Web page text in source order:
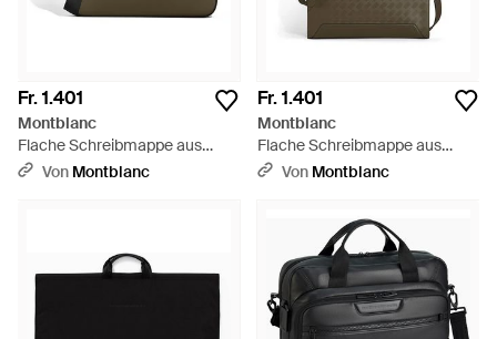
Fr. 1.401
Montblanc
Flache Schreibmappe aus
Sartorial Leder - Grün
Von Montblanc
Fr. 1.401
Montblanc
Flache Schreibmappe aus
Extreme Leder - Grün
Von Montblanc